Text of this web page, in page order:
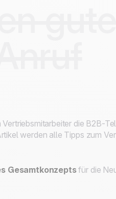
die B2B-
werden alle Tipps zum
Gesamtkonzeptsfür die